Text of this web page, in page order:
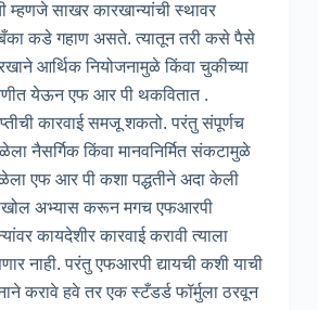
म्हणजे साखर कारखान्यांची स्थावर
बँका कडे गहाण असते. त्यातून तरी कसे पैसे
आर्थिक नियोजनामुळे किंवा चुकीच्या
येऊन एफ आर पी थकवितात .
कारवाई समजू शकतो. परंतु संपूर्णच
नैसर्गिक किंवा मानवनिर्मित संकटामुळे
एफ आर पी कशा पद्धतीने अदा केली
अभ्यास करून मगच एफआरपी
कायदेशीर कारवाई करावी त्याला
नाही. परंतु एफआरपी द्यायची कशी याची
करावे हवे तर एक स्टँडर्ड फॉर्मुला ठरवून